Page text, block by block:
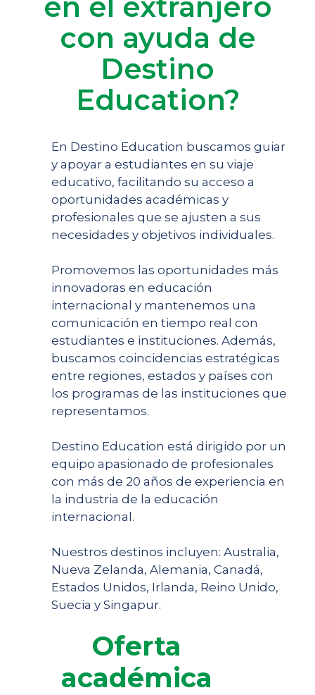
con ayuda de
Destino
Education?
En Destino Education buscamos guiar
y apoyar a estudiantes en su viaje
educativo, facilitando su acceso a
oportunidades académicas y
profesionales que se ajusten a sus
necesidades y objetivos individuales.
Promovemos las oportunidades más
innovadoras en educación
internacional y mantenemos una
comunicación en tiempo real con
estudiantes e instituciones. Además,
buscamos coincidencias estratégicas
entre regiones, estados y países con
los programas de las instituciones que
representamos.
Destino Education está dirigido por un
equipo apasionado de profesionales
con más de 20 años de experiencia en
la industria de la educación
internacional.
Nuestros destinos incluyen: Australia,
Nueva Zelanda, Alemania, Canadá,
Estados Unidos, Irlanda, Reino Unido,
Suecia y Singapur.
Oferta
académica